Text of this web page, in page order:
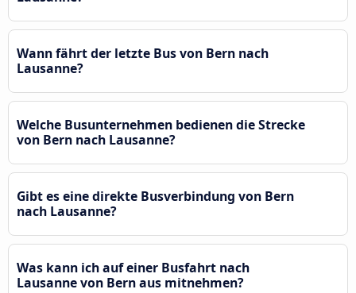
Wann fährt der letzte Bus von Bern nach
Lausanne?
Welche Busunternehmen bedienen die Strecke
von Bern nach Lausanne?
Gibt es eine direkte Busverbindung von Bern
nach Lausanne?
Was kann ich auf einer Busfahrt nach
Lausanne von Bern aus mitnehmen?